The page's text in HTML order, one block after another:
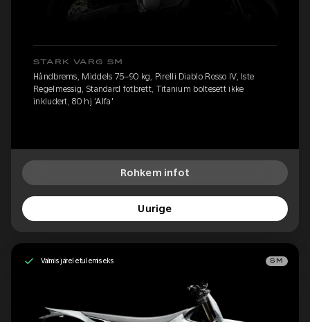
STARK VARG SM
Håndbrems, Middels 75–90 kg, Pirelli Diablo Rosso IV, Iste
Regelmessig, Standard fotbrett, Titanium boltesett ikke
inkludert, 80 hj 'Alfa'
Rohkem infot
Uurige
Valmis järeletulemiseks SM